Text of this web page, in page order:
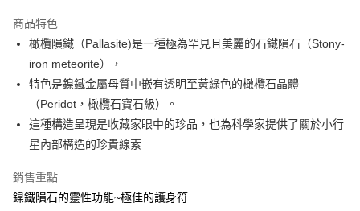
Apple Pay
街口支付
悠遊付
ATM付款
全家取貨付款
商品特色
橄欖隕鐵（Pallasite)是一種極為罕見且美麗的石鐵隕石（Stony-
iron meteorite），
特色是鎳鐵金屬母質中嵌有透明至黃綠色的橄欖石晶體
（Peridot，橄欖石寶石級）。
這種構造呈現是收藏家眼中的珍品，也為科學家提供了關於小行
星內部構造的珍貴線索
銷售重點
鎳鐵隕石的靈性功能~極佳的護身符